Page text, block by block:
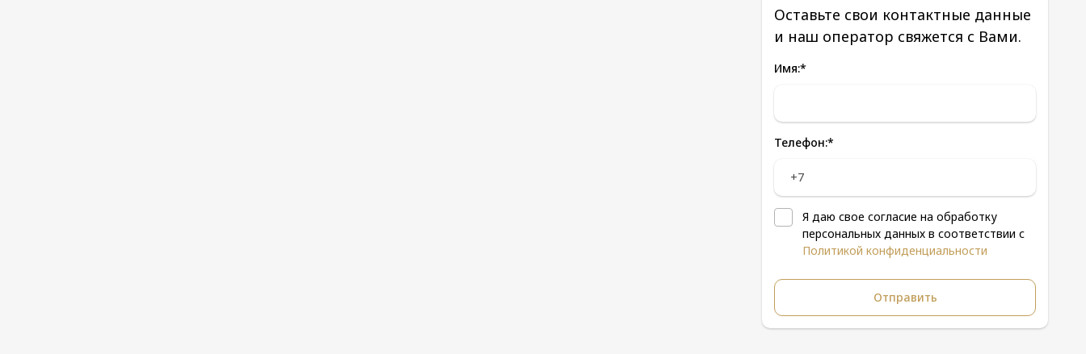
Оставьте свои контактные данные
и наш оператор свяжется с Вами.
Имя:*
Телефон:*
Я даю свое согласие на обработку
персональных данных в соответствии с
Политикой конфиденциальности